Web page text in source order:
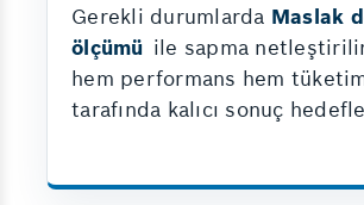
Gerekli durumlarda Maslak
ölçümü ile sapma
hem performans hem
tarafında kalıcı sonuç